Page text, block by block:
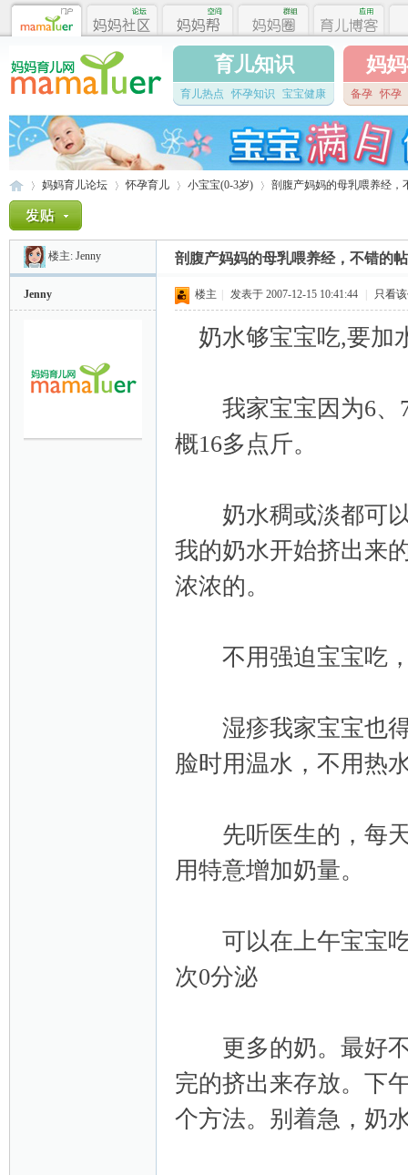
育儿知识
育儿热点 怀孕知识 宝宝健康
妈
备孕 怀孕
»
妈妈育儿论坛 怀孕育儿 小宝宝(0-3岁)
›
剖腹产妈妈的母乳喂养经，
楼主: Jenny 剖腹产妈妈的母乳喂养经，不错的
Jenny 楼主 发表于 2007-12-15 10:41:44 只看
奶水够宝宝吃,要加
我家宝宝因为6、7
概16多点斤。
奶水稠或淡都可以
我的奶水开始挤出来
浓浓的。
不用强迫宝宝吃，
湿疹我家宝宝也得
脸时用温水，不用热
先听医生的，每天
用特意增加奶量。
可以在上午宝宝吃
次0分泌
更多的奶。最好不
完的挤出来存放。下
个方法。别着急，奶